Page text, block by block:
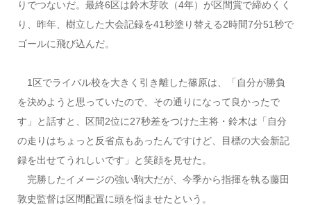
りでつないだ。最終6区は鈴木芽吹（4年）が区間賞で締めくく
り、昨年、樹立した大会記録を41秒塗り替える2時間7分51秒で
ゴールに飛び込んだ。
1区でライバル校を大きく引き離した篠原は、「自分が勝負
を決めようと思っていたので、その通りになって良かったで
す」と話すと、区間2位に27秒差をつけた主将・鈴木は「自分
の走りはちょっと反省点もあったんですけど、目標の大会新記
録を出せてうれしいです」と笑顔を見せた。
完勝したイメージの強い駒大だが、今季から指揮を執る藤田
敦史監督は区間配置に頭を悩ませたという。